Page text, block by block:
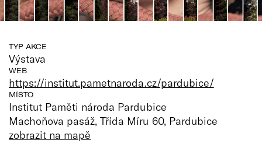
TYP AKCE
Výstava
WEB
https://institut.pametnaroda.cz/pardubice/
MÍSTO
Institut Paměti národa Pardubice
Machoňova pasáž, Třída Míru 60, Pardubice
zobrazit na mapě